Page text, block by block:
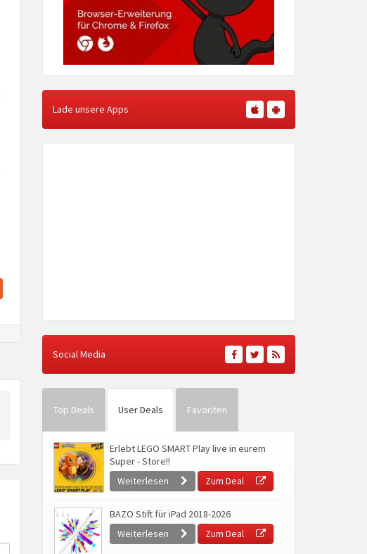
Lade unsere Apps
Social Media
Top Deals User Deals Favoriten
Erlebt LEGO SMART Play live in eurem
Super - Store!!
Weiterlesen
Zum Deal
BAZO Stift für iPad 2018-2026
Weiterlesen
Zum Deal